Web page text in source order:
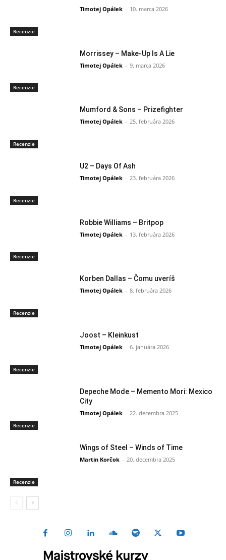
Recenzie
Timotej Opálek - 10. marca 2026
Recenzie
Morrissey – Make-Up Is A Lie
Timotej Opálek - 9. marca 2026
Recenzie
Mumford & Sons – Prizefighter
Timotej Opálek - 25. februára 2026
Recenzie
U2 – Days Of Ash
Timotej Opálek - 23. februára 2026
Recenzie
Robbie Williams – Britpop
Timotej Opálek - 13. februára 2026
Recenzie
Korben Dallas – Čomu uveríš
Timotej Opálek - 8. februára 2026
Recenzie
Joost – Kleinkust
Timotej Opálek - 6. januára 2026
Recenzie
Depeche Mode – Memento Mori: Mexico
City
Timotej Opálek - 22. decembra 2025
Recenzie
Wings of Steel – Winds of Time
Martin Korčok - 20. decembra 2025